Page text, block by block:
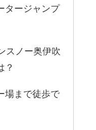
ージャンプ
スノー奥伊吹
？
場まで徒歩で